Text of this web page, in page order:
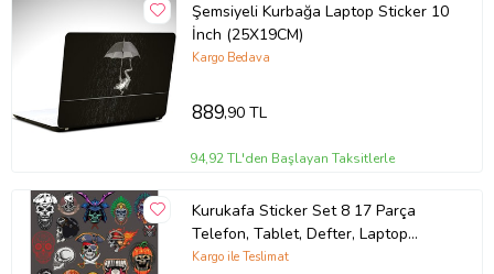
Şemsiyeli Kurbağa Laptop Sticker 10
İnch (25X19CM)
Kargo Bedava
889,90 TL
94,92 TL'den Başlayan Taksitlerle
Kurukafa Sticker Set 8 17 Parça
Telefon, Tablet, Defter, Laptop
Sticker
Kargo ile Teslimat